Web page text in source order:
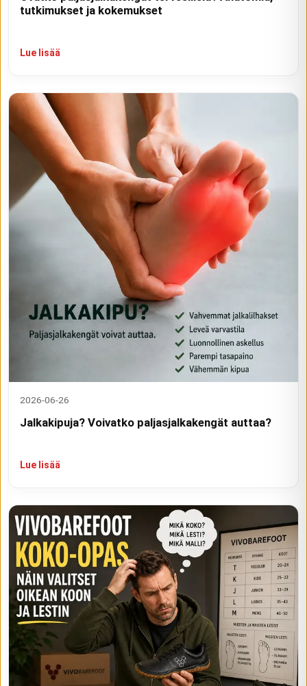
tutkimukset ja kokemukset
Lue lisää
2026-06-26
Jalkakipuja? Voivatko paljasjalkakengät auttaa?
Lue lisää